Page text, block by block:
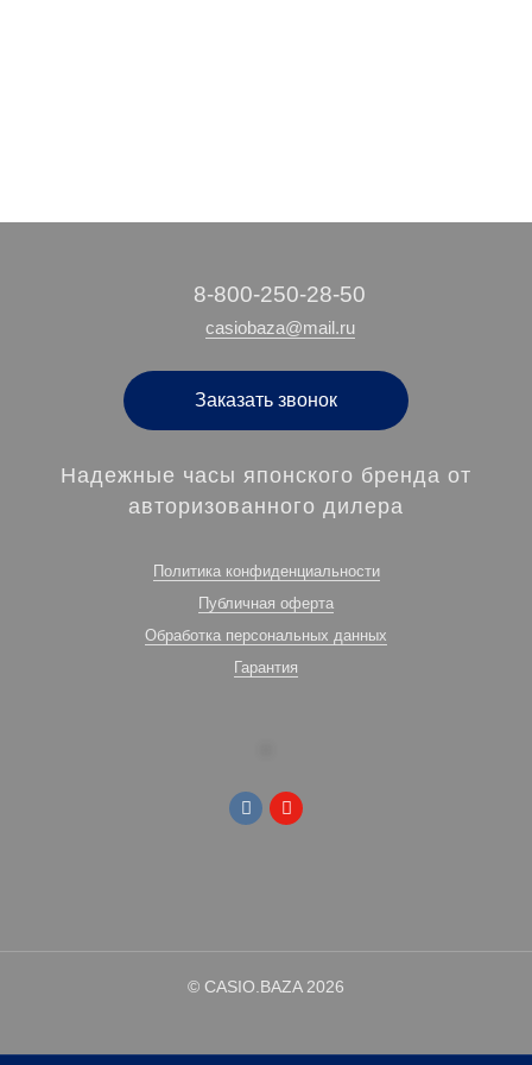
‭8-800-250-28-50
casiobaza@mail.ru
Заказать звонок
Надежные часы японского бренда от
авторизованного дилера
Политика конфиденциальности
Публичная оферта
Обработка персональных данных
Гарантия
© CASIO.BAZA 2026